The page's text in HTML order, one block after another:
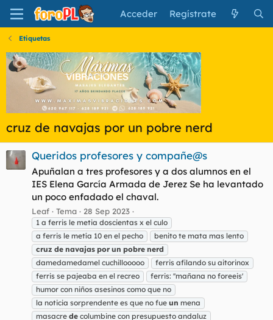
Acceder Regístrate
Etiquetas
cruz de navajas por un pobre nerd
Queridos profesores y compañe@s
Apuñalan a tres profesores y a dos alumnos en el
IES Elena García Armada de Jerez Se ha levantado
un poco enfadado el chaval.
Leaf Tema 28 Sep 2023
1 a ferris le metia doscientas x el culo
a ferris le metía 10 en el pecho
benito te mata mas lento
cruz de navajas por un pobre nerd
damedamedamel cuchillooooo
ferris afilando su aitorinox
ferris se pajeaba en el recreo
ferris: ''mañana no foreeis'
humor con niños asesinos como que no
la noticia sorprendente es que no fue un mena
masacre de columbine con presupuesto andaluz